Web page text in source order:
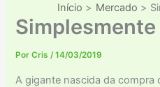
Início Mercado
PorCris/14/03/2019
A gigante nascida da compra